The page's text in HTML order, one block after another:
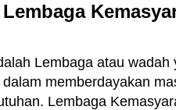
Lembaga atau wadah
memberdayakan
Lembaga